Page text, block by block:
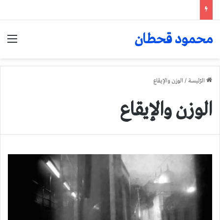
محمود قحطان
الرّئيسة / الوزن والإيقاع
الوزن والإيقاع